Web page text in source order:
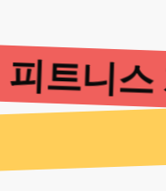
피트니